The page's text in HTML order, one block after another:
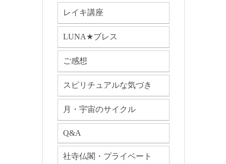
レイキ講座
LUNA★ブレス
ご感想
スピリチュアルな気づき
月・宇宙のサイクル
Q&A
社寺仏閣・プライベート